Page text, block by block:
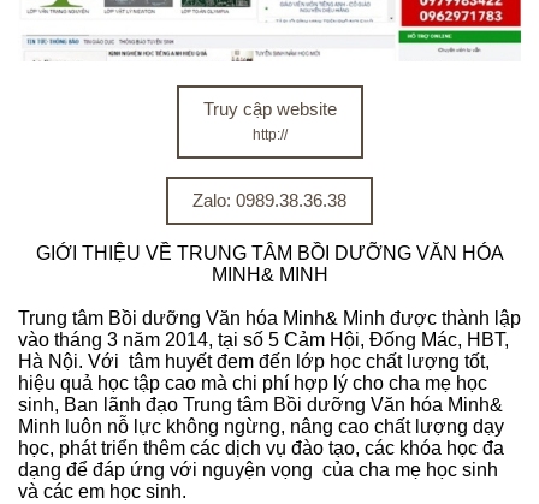
Truy cập website
http://
Zalo: 0989.38.36.38
GIỚI THIỆU VỀ TRUNG TÂM BỒI DƯỠNG VĂN HÓA
MINH& MINH
Trung tâm Bồi dưỡng Văn hóa Minh& Minh được thành lập
vào tháng 3 năm 2014, tại số 5 Cảm Hội, Đống Mác, HBT,
Hà Nội. Với tâm huyết đem đến lớp học chất lượng tốt,
hiệu quả học tập cao mà chi phí hợp lý cho cha mẹ học
sinh, Ban lãnh đạo Trung tâm Bồi dưỡng Văn hóa Minh&
Minh luôn nỗ lực không ngừng, nâng cao chất lượng dạy
học, phát triển thêm các dịch vụ đào tạo, các khóa học đa
dạng để đáp ứng với nguyện vọng của cha mẹ học sinh
và các em học sinh.